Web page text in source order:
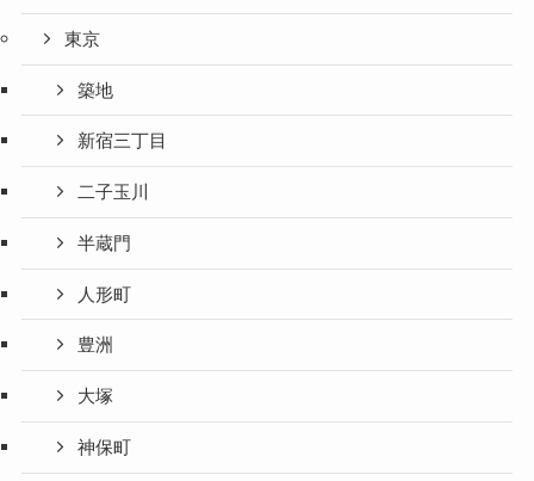
東京
築地
新宿三丁目
二子玉川
半蔵門
人形町
豊洲
大塚
神保町